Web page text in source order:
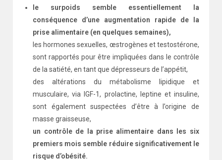
le surpoids semble essentiellement la
conséquence d’une augmentation rapide de la
prise alimentaire (en quelques semaines),
les hormones sexuelles, œstrogènes et testostérone,
sont rapportés pour être impliquées dans le contrôle
de la satiété, en tant que dépresseurs de l’appétit,
des altérations du métabolisme lipidique et
musculaire, via IGF-1, prolactine, leptine et insuline,
sont également suspectées d’être à l’origine de
masse graisseuse,
un contrôle de la prise alimentaire dans les six
premiers mois semble réduire significativement le
risque d’obésité.